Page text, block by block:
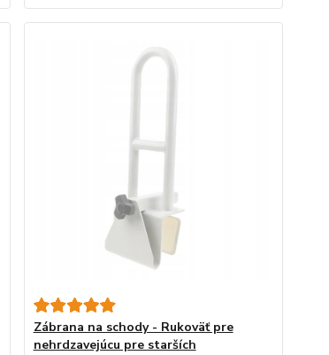
Zábrana na schody - Rukoväť pre
nehrdzavejúcu pre starších